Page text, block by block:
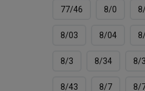
77/46 8/0
8/03 8/04
8/3 8/34 8/
8/43 8/7 8/